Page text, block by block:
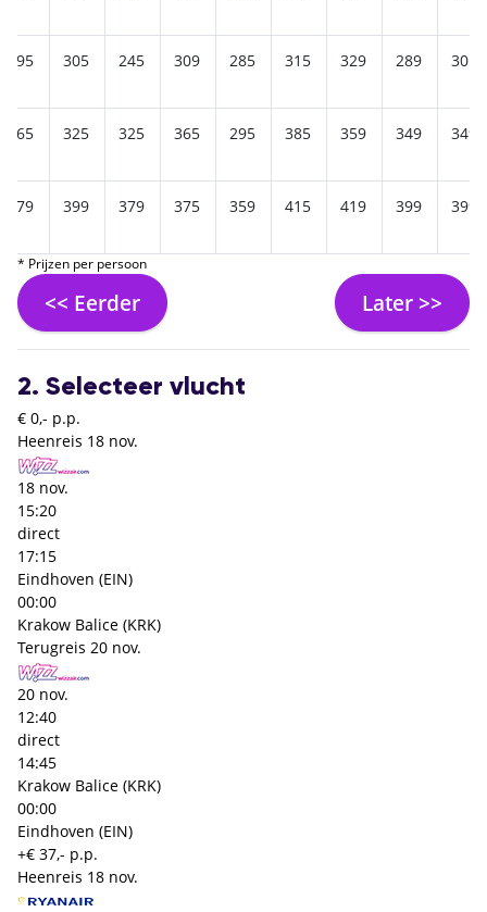
295 305 245 309 285 315 329 289 305
365 325 325 365 295 385 359 349 349
379 399 379 375 359 415 419 399 399
* Prijzen per persoon
<< Eerder Later >>
2. Selecteer vlucht
€ 0,- p.p.
Heenreis 18 nov.
18 nov.
15:20
direct
17:15
Eindhoven (EIN)
00:00
Krakow Balice (KRK)
Terugreis 20 nov.
20 nov.
12:40
direct
14:45
Krakow Balice (KRK)
00:00
Eindhoven (EIN)
+€ 37,- p.p.
Heenreis 18 nov.